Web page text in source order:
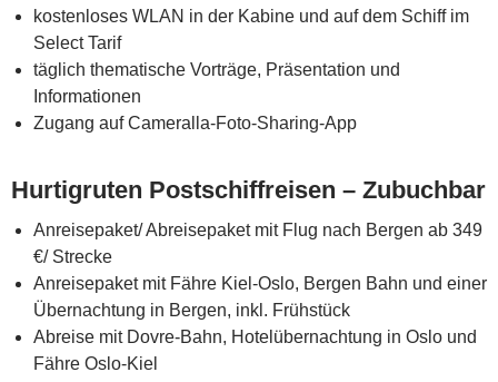
kostenloses WLAN in der Kabine und auf dem Schiff im
Select Tarif
täglich thematische Vorträge, Präsentation und
Informationen
Zugang auf Cameralla-Foto-Sharing-App
Hurtigruten Postschiffreisen – Zubuchbar
Anreisepaket/ Abreisepaket mit Flug nach Bergen ab 349
€/ Strecke
Anreisepaket mit Fähre Kiel-Oslo, Bergen Bahn und einer
Übernachtung in Bergen, inkl. Frühstück
Abreise mit Dovre-Bahn, Hotelübernachtung in Oslo und
Fähre Oslo-Kiel